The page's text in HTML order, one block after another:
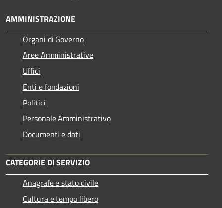
AMMINISTRAZIONE
Organi di Governo
Aree Amministrative
Uffici
Enti e fondazioni
Politici
Personale Amministrativo
Documenti e dati
CATEGORIE DI SERVIZIO
Anagrafe e stato civile
Cultura e tempo libero